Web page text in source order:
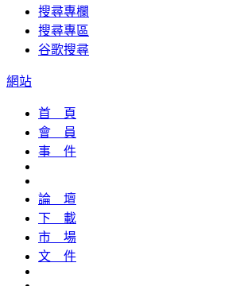
搜尋專欄
搜尋專區
谷歌搜尋
網站
首 頁
會 員
事 件
論 壇
下 載
市 場
文 件